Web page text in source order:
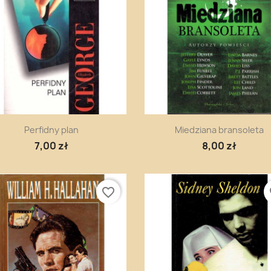
Szybki podgląd
Perfidny plan
7,00 zł
Szybki podgląd
Miedziana bransoleta
8,00 zł
favorite_border